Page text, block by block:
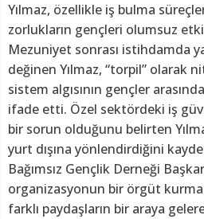
Yılmaz, özellikle iş bulma
zorlukların gençleri olumsuz
Mezuniyet sonrası istihdamda
değinen Yılmaz, “torpil” olarak
sistem algısının gençler
ifade etti. Özel sektördeki iş
bir sorun olduğunu belirten
yurt dışına yönlendirdiğini
Bağımsız Gençlik Derneği
organizasyonun bir örgüt kurma
farklı paydaşların bir araya